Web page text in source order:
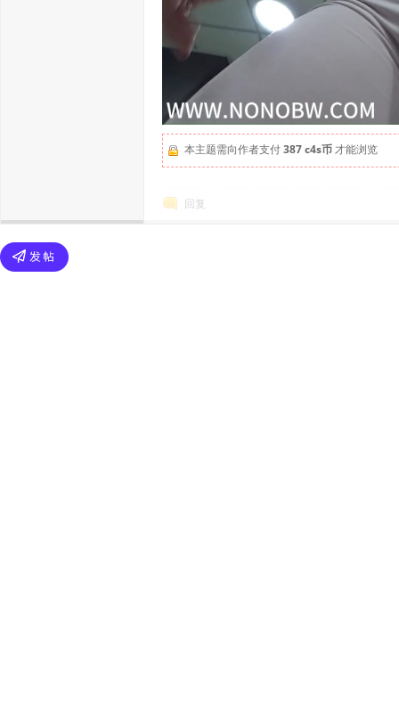
本主题需向作者支付387 c4s币才能浏览
回复